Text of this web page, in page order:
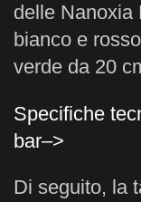
delle Nanoxia
bianco e
verde da 20
Specifiche
bar–>
Di seguito, la